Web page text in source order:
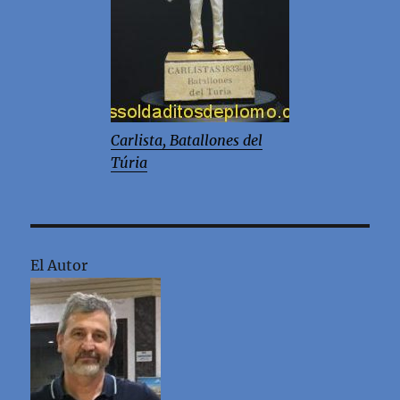
Carlista, Batallones del
Túria
El Autor